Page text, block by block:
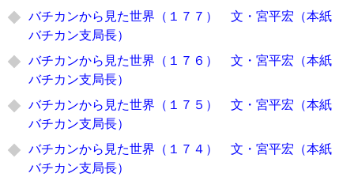
バチカンから見た世界（１７７） 文・宮平宏（本紙
バチカン支局長）
バチカンから見た世界（１７６） 文・宮平宏（本紙
バチカン支局長）
バチカンから見た世界（１７５） 文・宮平宏（本紙
バチカン支局長）
バチカンから見た世界（１７４） 文・宮平宏（本紙
バチカン支局長）